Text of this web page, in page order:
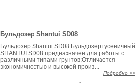
Бульдозер Shantui SD08
Бульдозер Shantui SD08 Бульдозер гусеничный
SHANTUI SD08 предназначен для работы с
различными типами грунтов;Отличается
экономичностью и высокой произ...
Подробно >>